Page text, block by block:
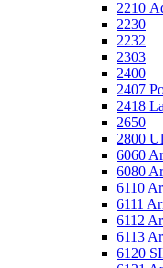
2210
2230
2232
2303
2400
2407
2418
2650
2800
6060
6080
6110
6111
6112
6113
6120